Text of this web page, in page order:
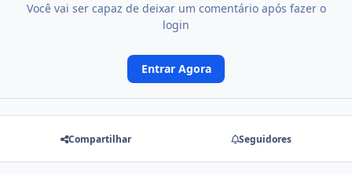
Você vai ser capaz de deixar um comentário após fazer o
login
Entrar Agora
Compartilhar Seguidores